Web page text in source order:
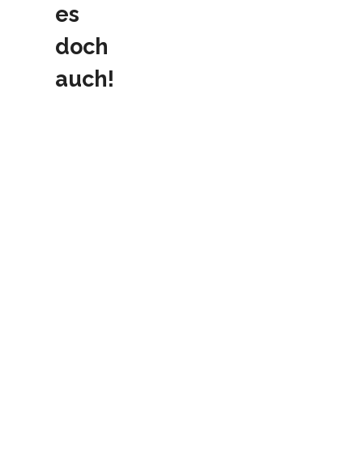
es
doch
auch!